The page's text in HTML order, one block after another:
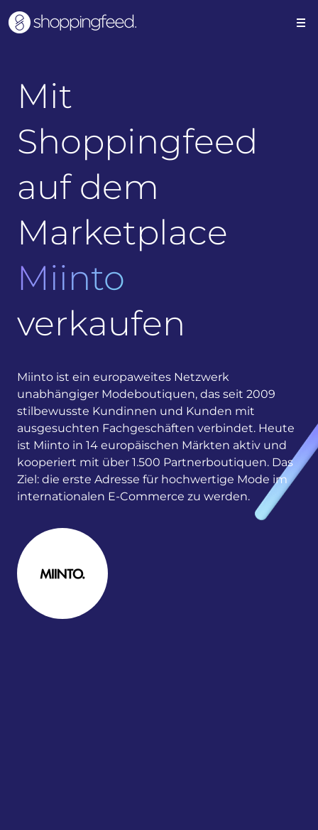
Mit
Shoppingfeed
auf dem
Marketplace
Miinto
verkaufen
Miinto ist ein europaweites Netzwerk
unabhängiger Modeboutiquen, das seit 2009
stilbewusste Kundinnen und Kunden mit
ausgesuchten Fachgeschäften verbindet. Heute
ist Miinto in 14 europäischen Märkten aktiv und
kooperiert mit über 1.500 Partnerboutiquen. Das
Ziel: die erste Adresse für hochwertige Mode im
internationalen E-Commerce zu werden.